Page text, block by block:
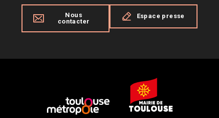
Nous
contacter
Espace presse